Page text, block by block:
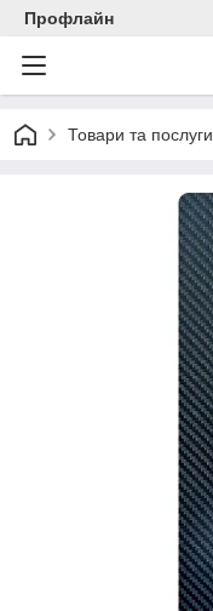
Профлайн
Товари та послуги